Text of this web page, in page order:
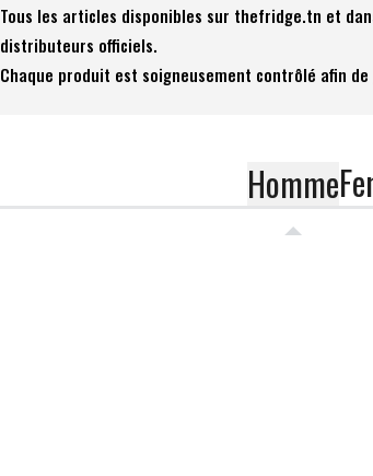
Tous les articles disponibles sur thefridge.tn et
distributeurs officiels.
Chaque produit est soigneusement contrôlé afin
Homme